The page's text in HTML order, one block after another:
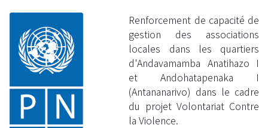
Renforcement de capacité de
gestion des associations
locales dans les quartiers
d'Andavamamba Anatihazo I
et Andohatapenaka I
(Antananarivo) dans le cadre
du projet Volontariat Contre
la Violence.